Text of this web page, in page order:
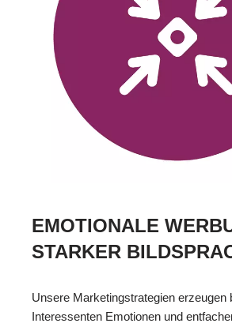
EMOTIONALE
STARKER
Unsere Marketingstrategien erzeugen
Interessenten Emotionen und